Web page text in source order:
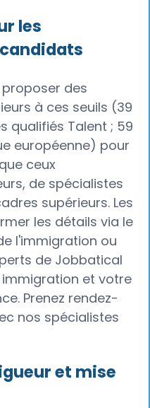
les
des
à ces seuils (39
qualifiés Talent ; 59
européenne) pour
ceux
de spécialistes
supérieurs. Les
les détails via le
l'immigration ou
de Jobbatical
et votre
Prenez rendez-
nos spécialistes
et mise